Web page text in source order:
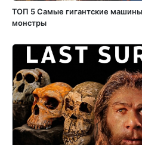
ТОП 5 Самые гигантские
монстры